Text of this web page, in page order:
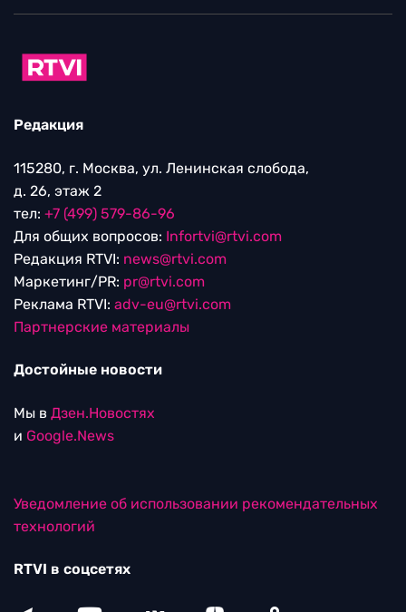
Редакция
115280, г. Москва, ул. Ленинская слобода,
д. 26, этаж 2
тел: +7 (499) 579-86-96
Для общих вопросов: Infortvi@rtvi.com
Редакция RTVI: news@rtvi.com
Маркетинг/PR: pr@rtvi.com
Реклама RTVI: adv-eu@rtvi.com
Партнерские материалы
Достойные новости
Мы в Дзен.Новостях
и Google.News
Уведомление об использовании рекомендательных
технологий
RTVI в соцсетях